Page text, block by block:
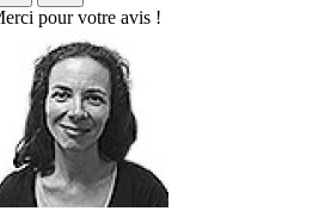
pour votre avis !